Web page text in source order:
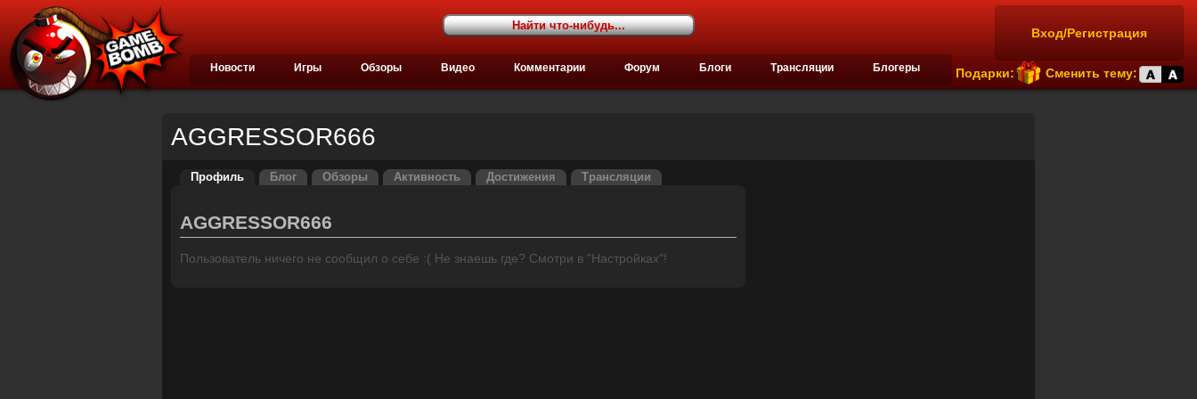
Вход/Регистрация
Подарки: Сменить тему:
Новости Игры Обзоры Видео Комментарии Форум Блоги Трансляции Блогеры
AGGRESSOR666
Профиль Блог Обзоры Активность Достижения Трансляции
AGGRESSOR666
Пользователь ничего не сообщил о себе :( Не знаешь где? Смотри в "Настройках"!